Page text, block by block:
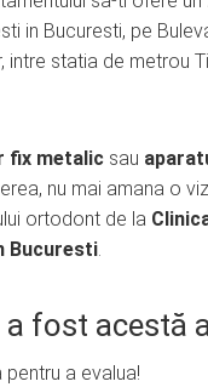
in Bucuresti, pe
intre statia de metrou
fix metalic sau
nu mai amana o
ortodont de la
Bucuresti.
a fost acestă
a evalua!